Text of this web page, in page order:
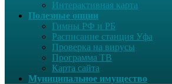
Интерактивная карта
Полезные опции
Гимны РФ и РБ
Расписание станция Уфа
Проверка на вирусы
Программа ТВ
Карта сайта
Муниципальное имущество